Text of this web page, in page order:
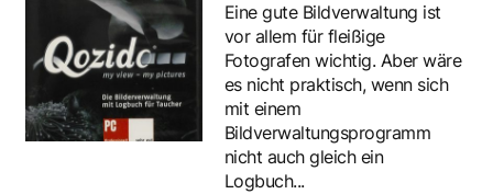
Eine gute Bildverwaltung ist
vor allem für fleißige
Fotografen wichtig. Aber wäre
es nicht praktisch, wenn sich
mit einem
Bildverwaltungsprogramm
nicht auch gleich ein
Logbuch...